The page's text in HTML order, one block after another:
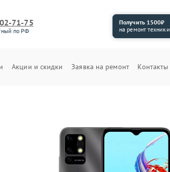
71-75
по РФ
Получить 1500₽
на ремонт техники
Акции и скидки Заявка на ремонт Контакты